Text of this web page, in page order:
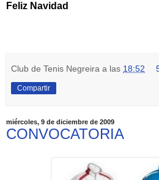
Feliz Navidad
Club de Tenis Negreira a las 18:52
Compartir
miércoles, 9 de diciembre de 2009
CONVOCATORIA